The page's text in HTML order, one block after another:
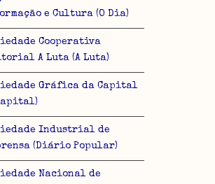
e Cultura (O Dia)
Cooperativa
A Luta (A Luta)
Gráfica da Capital
Industrial de
(Diário Popular)
Nacional de